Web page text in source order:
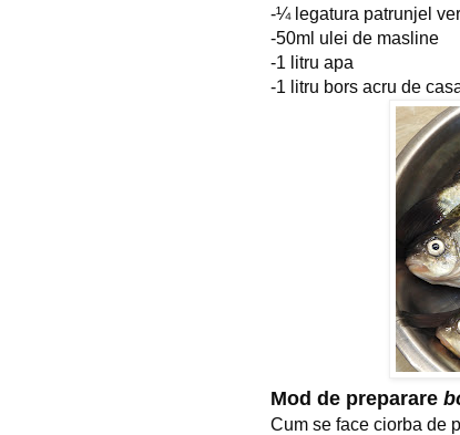
-¼ legatura patrunjel
-50ml ulei de masline
-1 litru apa
-1 litru bors acru de
Mod de preparare
Cum se face ciorba de